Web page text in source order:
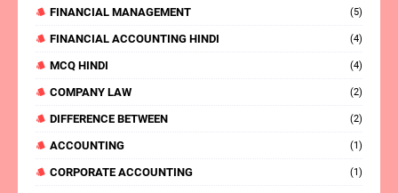
FINANCIAL MANAGEMENT (5)
FINANCIAL ACCOUNTING HINDI (4)
MCQ HINDI (4)
COMPANY LAW (2)
DIFFERENCE BETWEEN (2)
ACCOUNTING (1)
CORPORATE ACCOUNTING (1)